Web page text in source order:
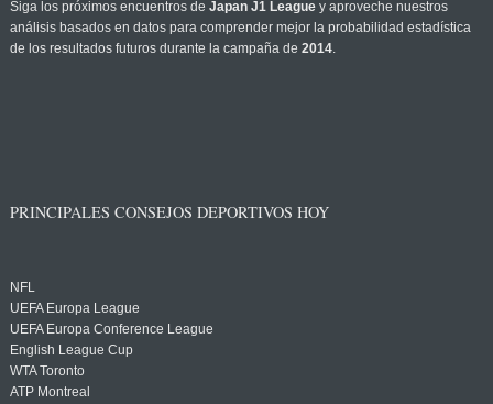
Siga los próximos encuentros de Japan J1 Leaguey aproveche nuestros
análisis basados en datos para comprender mejor la probabilidad estadística
de los resultados futuros durante la campaña de 2014.
PRINCIPALES CONSEJOS DEPORTIVOS HOY
NFL
UEFA Europa League
UEFA Europa Conference League
English League Cup
WTA Toronto
ATP Montreal